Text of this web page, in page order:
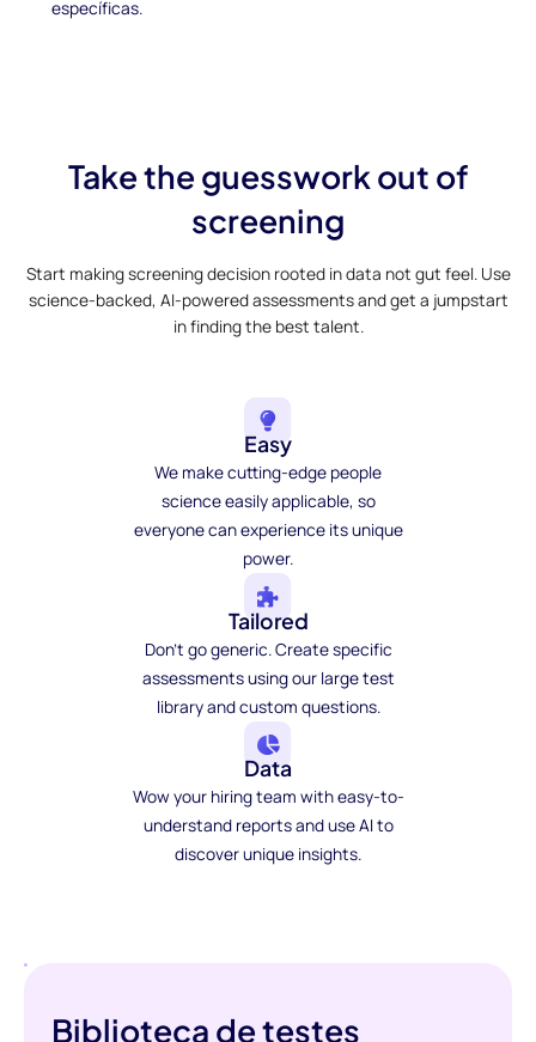
específicas.
Take the guesswork out of
screening
Start making screening decision rooted in data not gut feel. Use
science-backed, AI-powered assessments and get a jumpstart
in finding the best talent.
Easy
We make cutting-edge people
science easily applicable, so
everyone can experience its unique
power.
Tailored
Don't go generic. Create specific
assessments using our large test
library and custom questions.
Data
Wow your hiring team with easy-to-
understand reports and use AI to
discover unique insights.
Biblioteca de testes